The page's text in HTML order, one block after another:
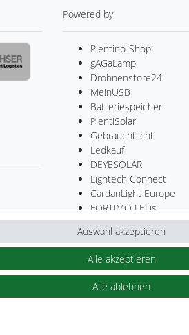
Powered by
Plentino-Shop
gAGaLamp
Drohnenstore24
MeinUSB
Batteriespeicher
PlentiSolar
Gebrauchtlicht
Ledkauf
DEYESOLAR
Lightech Connect
CardanLight Europe
FORTIMO LEDs
Cardanlight-Shop
Wallbox24
widerrufen Kontakt
Alle akzeptieren
Alle ablehnen
Auswahl akzeptieren